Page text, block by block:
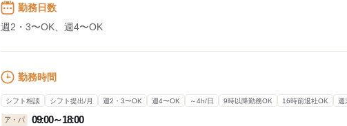
勤務日数
週2・3〜OK、週4〜OK
勤務時間
シフト相談 シフト提出/月 週2・3〜OK 週4〜OK ～4h/日 9時以降勤務OK 16時前退社OK 週
ア・パ 09:00～18:00